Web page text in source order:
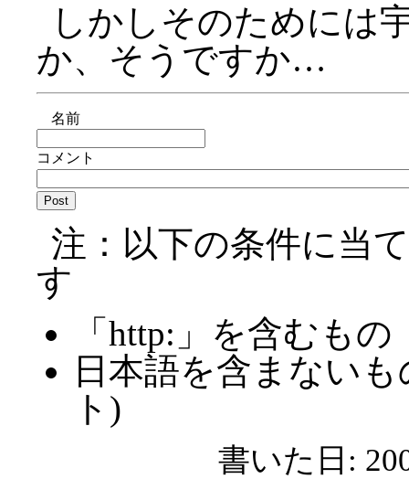
しかしそのためには
か、そうですか…
名前
コメント
注：以下の条件に当
す
「http:」を含むもの
日本語を含まない
ト)
書いた日: